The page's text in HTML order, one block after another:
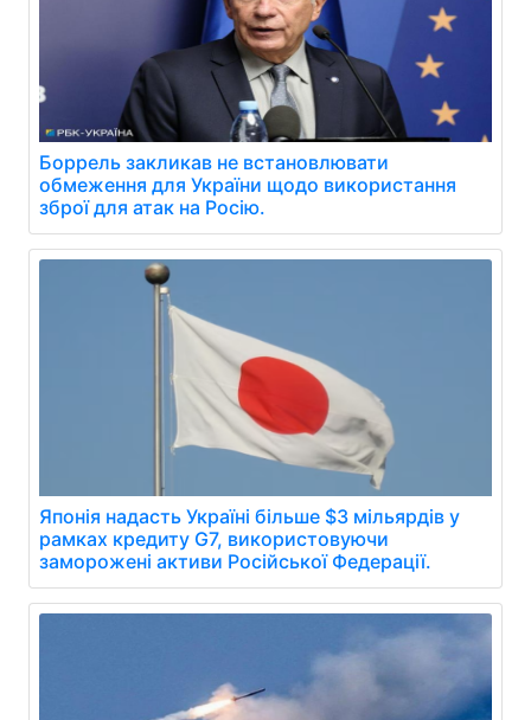
Боррель закликав не встановлювати
обмеження для України щодо використання
зброї для атак на Росію.
Японія надасть Україні більше $3 мільярдів у
рамках кредиту G7, використовуючи
заморожені активи Російської Федерації.